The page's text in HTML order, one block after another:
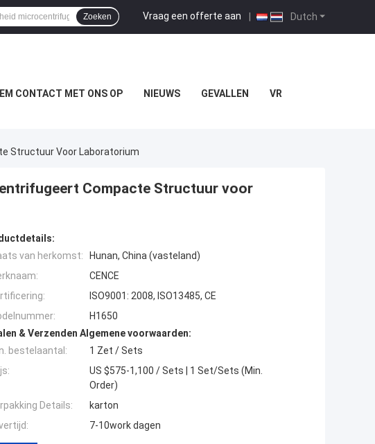
Dutch
Vraag een offerte aan |
Zoeken
CONTACT MET ONS OP NIEUWS GEVALLEN VR
Structuur Voor Laboratorium
Compacte Structuur voor
van herkomst:
Hunan, China (vasteland)
CENCE
ISO9001: 2008, ISO13485, CE
H1650
& Verzenden Algemene voorwaarden:
bestelaantal:
1 Zet / Sets
US $575-1,100 / Sets | 1 Set/Sets (Min.
Order)
Details:
karton
7-10work dagen